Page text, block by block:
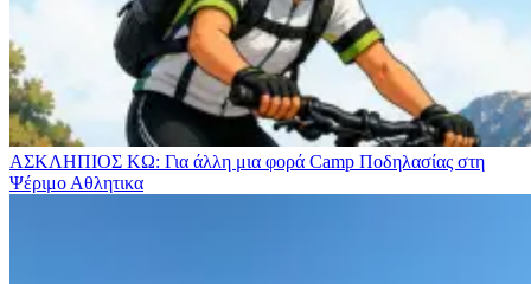
ΑΣΚΛΗΠΙΟΣ ΚΩ: Για άλλη μια φορά Camp Ποδηλασίας στη
Ψέριμο Αθλητικα